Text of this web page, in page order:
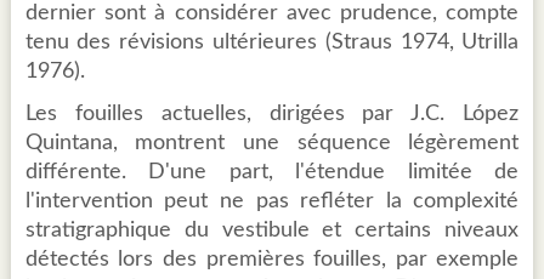
dernier sont à considérer avec prudence, compte
tenu des révisions ultérieures (Straus 1974, Utrilla
1976).
Les fouilles actuelles, dirigées par J.C. López
Quintana, montrent une séquence légèrement
différente. D'une part, l'étendue limitée de
l'intervention peut ne pas refléter la complexité
stratigraphique du vestibule et certains niveaux
détectés lors des premières fouilles, par exemple